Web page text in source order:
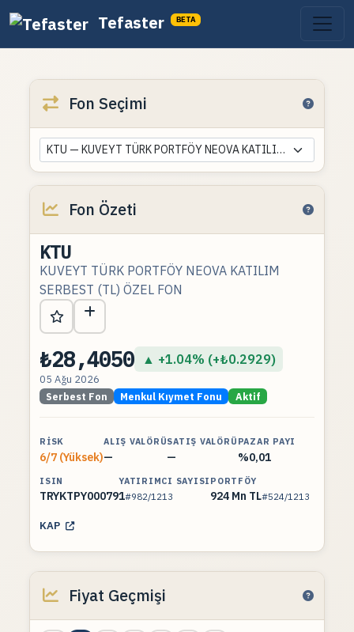
Tefaster BETA
Fon Seçimi
KTU — KUVEYT TÜRK PORTFÖY NEOVA KATILIM SERBEST (TL) ÖZEL FON
Fon Özeti
KTU
KUVEYT TÜRK PORTFÖY NEOVA KATILIM
SERBEST (TL) ÖZEL FON
₺28,4050 ▲ +1.04% (+₺0.2929)
05 Ağu 2026
Serbest Fon Menkul Kıymet Fonu Aktif
RISK
6/7 (Yüksek)
ALIŞ VALÖRÜ
—
SATIŞ VALÖRÜ
—
PAZAR PAYI
%0,01
ISIN
TRYKTPY00079
YATIRIMCI SAYISI
1#982/1213
PORTFÖY
924 Mn TL#524/1213
KAP
Fiyat Geçmişi